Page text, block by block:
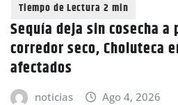
Sequía deja sin cosecha
corredor seco, Choluteca
afectados
noticias Ago 4, 2026